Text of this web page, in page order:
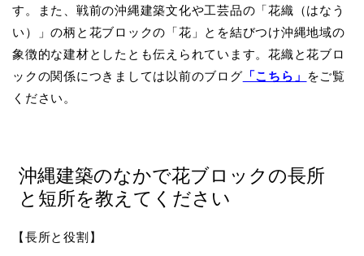
す。また、戦前の沖縄建築文化や工芸品の「花織（はなう
い）」の柄と花ブロックの「花」とを結びつけ沖縄地域の
象徴的な建材としたとも伝えられています。花織と花ブロ
ックの関係につきましては以前のブログ 「こちら」
をご覧
ください。
沖縄建築のなかで花ブロックの長所
と短所を教えてください
【長所と役割】